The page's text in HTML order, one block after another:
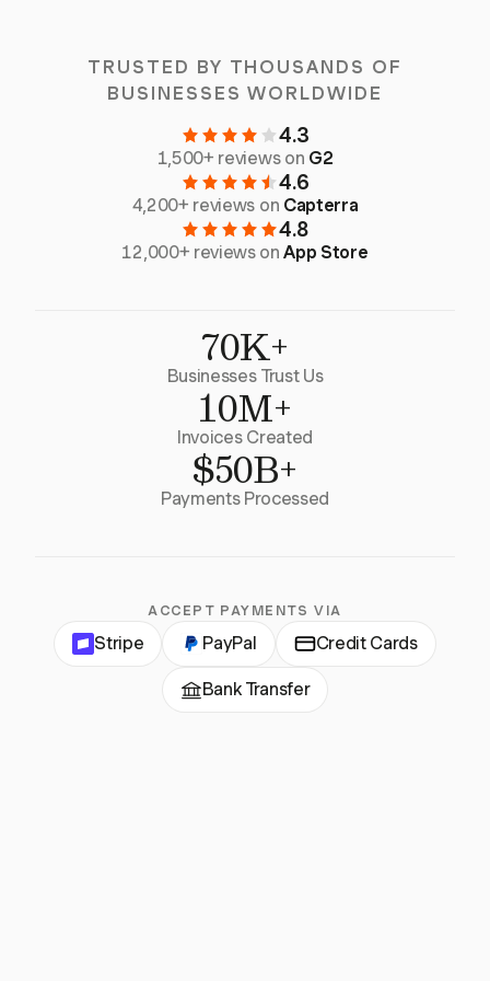
TRUSTED BY THOUSANDS OF
BUSINESSES WORLDWIDE
4.3
1,500+ reviews on G2
4.6
4,200+ reviews on Capterra
4.8
12,000+ reviews onApp Store
70K+
Businesses Trust Us
10M+
Invoices Created
$50B+
Payments Processed
ACCEPT PAYMENTS VIA
Stripe PayPal Credit Cards
Bank Transfer